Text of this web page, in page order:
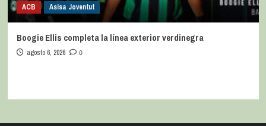
ACB Asisa Joventut
Boogie Ellis completa la línea exterior verdinegra
agosto 6, 2026 0